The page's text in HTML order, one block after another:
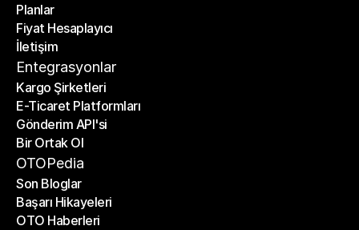
Anasayfa
Planlar
Planlar
Fiyat Hesaplayıcı
Fiyat Hesaplayıcı
İletişim
İletişim
Entegrasyonlar
Kargo Şirketleri
Kargo Şirketleri
E-Ticaret Platformları
E-Ticaret Platformları
Gönderim API'si
Gönderim API'si
Bir Ortak Ol
Bir Ortak Ol
OTOPedia
Son Bloglar
Son Bloglar
Başarı Hikayeleri
Başarı Hikayeleri
OTO Haberleri